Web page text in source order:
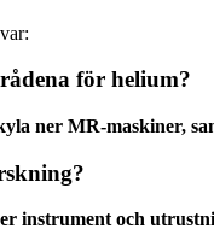
för helium?
ner MR-maskiner,
instrument och